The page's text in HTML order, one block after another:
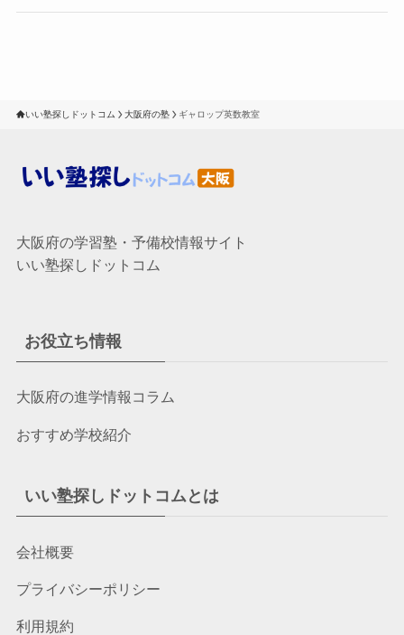
いい塾探しドットコム 大阪府の塾 ギャロップ英数教室
大阪府の学習塾・予備校情報サイト
いい塾探しドットコム
お役立ち情報
大阪府の進学情報コラム
おすすめ学校紹介
いい塾探しドットコムとは
会社概要
プライバシーポリシー
利用規約